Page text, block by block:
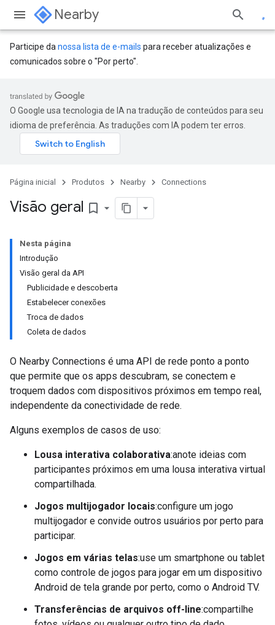
Nearby
Participe da nossa lista de e-mails para receber atualizações e
comunicados sobre o "Por perto".
O Google usa tecnologia de IA na tradução de conteúdos para seu
idioma de preferência. As traduções com IA podem ter erros.
Página inicial Produtos Nearby Connections
Visão geral bookmark_border
Nesta página
Introdução
Visão geral da API
Publicidade e descoberta
Estabelecer conexões
Troca de dados
Coleta de dados
O Nearby Connections é uma API de rede ponto a ponto
que permite que os apps descubram, se conectem e
troquem dados com dispositivos próximos em tempo real,
independente da conectividade de rede.
Alguns exemplos de casos de uso:
Lousa interativa colaborativa:anote ideias com
participantes próximos em uma lousa interativa virtual
compartilhada.
Jogos multijogador locais:configure um jogo
multijogador e convide outros usuários por perto para
participar.
Jogos em várias telas:use um smartphone ou tablet
como controle de jogos para jogar em um dispositivo
Android de tela grande por perto, como o Android TV.
Transferências de arquivos off-line:compartilhe